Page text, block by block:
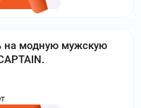
на модную мужскую